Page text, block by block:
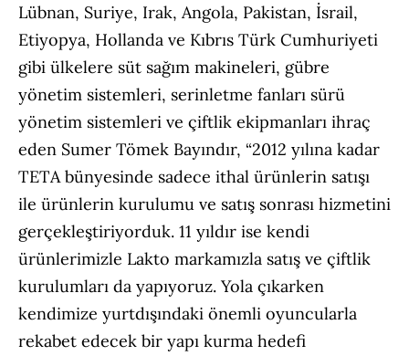
Lübnan, Suriye, Irak, Angola, Pakistan, İsrail,
Etiyopya, Hollanda ve Kıbrıs Türk Cumhuriyeti
gibi ülkelere süt sağım makineleri, gübre
yönetim sistemleri, serinletme fanları sürü
yönetim sistemleri ve çiftlik ekipmanları ihraç
eden Sumer Tömek Bayındır, “2012 yılına kadar
TETA bünyesinde sadece ithal ürünlerin satışı
ile ürünlerin kurulumu ve satış sonrası hizmetini
gerçekleştiriyorduk. 11 yıldır ise kendi
ürünlerimizle Lakto markamızla satış ve çiftlik
kurulumları da yapıyoruz. Yola çıkarken
kendimize yurtdışındaki önemli oyuncularla
rekabet edecek bir yapı kurma hedefi